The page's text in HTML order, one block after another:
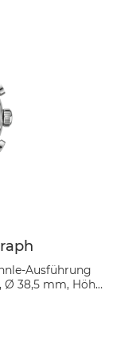
gestalteten
ein.
Bio-
Modernität und
Ausführung
Ø 38,5 mm, Höhe
Bio